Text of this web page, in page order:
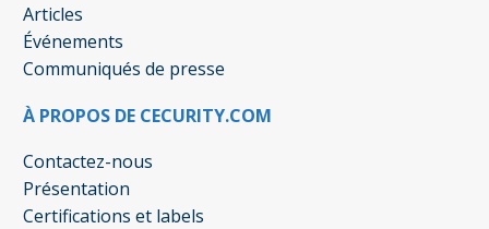
Articles
Événements
Communiqués de presse
À PROPOS DE CECURITY.COM
Contactez-nous
Présentation
Certifications et labels